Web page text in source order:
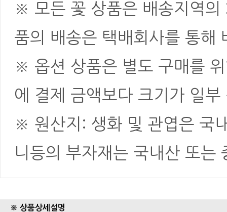
※ 모든 꽃 상품은 배송지역의
품의 배송은 택배회사를 통해
※ 옵션 상품은 별도 구매를
에 결제 금액보다 크기가 일
※ 원산지: 생화 및 관엽은 국
니등의 부자재는 국내산 또는
※ 상품상세설명